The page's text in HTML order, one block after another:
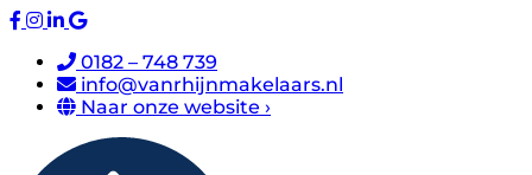
0182 – 748 739
info@vanrhijnmakelaars.nl
Naar onze website ›